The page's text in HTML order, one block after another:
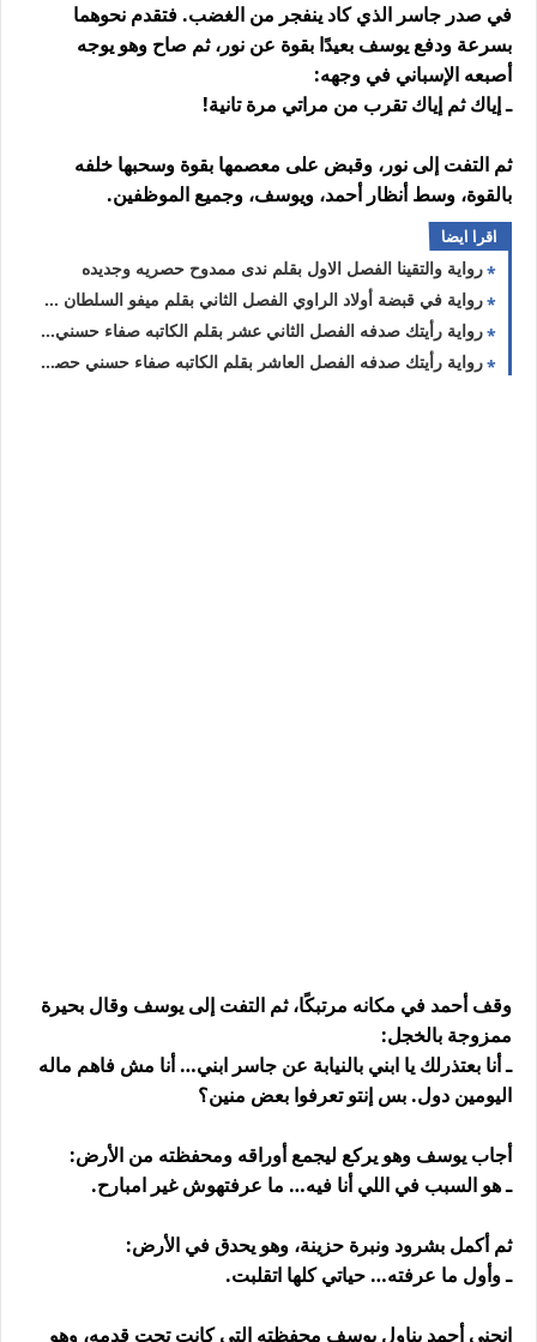
في صدر جاسر الذي كاد ينفجر من الغضب. فتقدم نحوهما
بسرعة ودفع يوسف بعيدًا بقوة عن نور، ثم صاح وهو يوجه
أصبعه الإسباني في وجهه:
ـ إياك ثم إياك تقرب من مراتي مرة تانية!
ثم التفت إلى نور، وقبض على معصمها بقوة وسحبها خلفه
بالقوة، وسط أنظار أحمد، ويوسف، وجميع الموظفين.
اقرا ايضا
رواية والتقينا الفصل الاول بقلم ندى ممدوح حصريه وجديده
رواية في قبضة أولاد الراوي الفصل الثاني بقلم ميفو السلطان حصريه وجديده
رواية رأيتك صدفه الفصل الثاني عشر بقلم الكاتبه صفاء حسني حصريه وجديده
رواية رأيتك صدفه الفصل العاشر بقلم الكاتبه صفاء حسني حصريه وجديده
وقف أحمد في مكانه مرتبكًا، ثم التفت إلى يوسف وقال بحيرة
ممزوجة بالخجل:
ـ أنا بعتذرلك يا ابني بالنيابة عن جاسر ابني… أنا مش فاهم ماله
اليومين دول. بس إنتو تعرفوا بعض منين؟
أجاب يوسف وهو يركع ليجمع أوراقه ومحفظته من الأرض:
ـ هو السبب في اللي أنا فيه… ما عرفتهوش غير امبارح.
ثم أكمل بشرود ونبرة حزينة، وهو يحدق في الأرض:
ـ وأول ما عرفته… حياتي كلها اتقلبت.
انحنى أحمد يناول يوسف محفظته التي كانت تحت قدمه، وهو